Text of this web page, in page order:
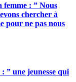
femme : ” Nous
chercher à
pour ne pas nous
” une jeunesse qui